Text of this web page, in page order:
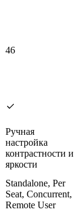
46
Ручная
настройка
контрастности и
яркости
Standalone, Per
Seat, Concurrent,
Remote User